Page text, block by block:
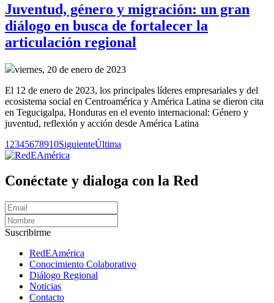
Juventud, género y migración: un gran
diálogo en busca de fortalecer la
articulación regional
viernes, 20 de enero de 2023
El 12 de enero de 2023, los principales líderes empresariales y del
ecosistema social en Centroamérica y América Latina se dieron cita
en Tegucigalpa, Honduras en el evento internacional: Género y
juventud, reflexión y acción desde América Latina
1 2345678910SiguienteÚltima
Conéctate y dialoga con la Red
Suscribirme
RedEAmérica
Conocimiento Colaborativo
Diálogo Regional
Noticias
Contacto